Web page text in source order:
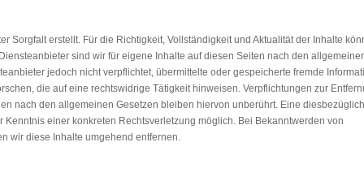
Sorgfalt erstellt. Für die Richtigkeit, Vollständigkeit und Aktualität der Inhalte
sind wir für eigene Inhalte auf diesen Seiten nach den
jedoch nicht verpflichtet, übermittelte oder gespeicherte fremde
die auf eine rechtswidrige Tätigkeit hinweisen. Verpflichtungen zur
nach den allgemeinen Gesetzen bleiben hiervon unberührt. Eine
Kenntnis einer konkreten Rechtsverletzung möglich. Bei Bekanntwerden von
wir diese Inhalte umgehend entfernen.